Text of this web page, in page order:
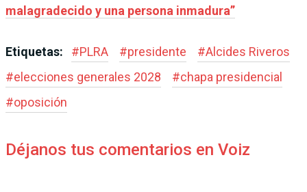
malagradecido y una persona inmadura”
Etiquetas: #PLRA #presidente #Alcides Riveros
#elecciones generales 2028 #chapa presidencial
#oposición
Déjanos tus comentarios en Voiz